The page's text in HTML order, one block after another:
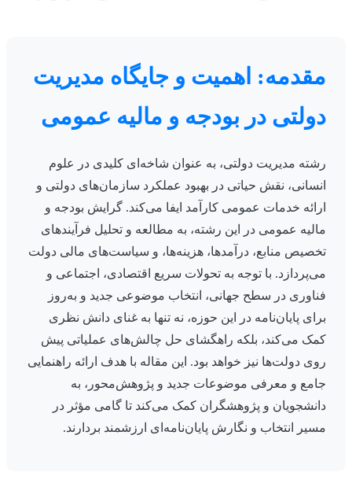
مقدمه: اهمیت و جایگاه مدیریت
دولتی در بودجه و مالیه عمومی
رشته مدیریت دولتی، به عنوان شاخه‌ای کلیدی در علوم
انسانی، نقش حیاتی در بهبود عملکرد سازمان‌های دولتی و
ارائه خدمات عمومی کارآمد ایفا می‌کند. گرایش بودجه و
مالیه عمومی در این رشته، به مطالعه و تحلیل فرآیندهای
تخصیص منابع، درآمدها، هزینه‌ها، و سیاست‌های مالی دولت
می‌پردازد. با توجه به تحولات سریع اقتصادی، اجتماعی و
فناوری در سطح جهانی، انتخاب موضوعی جدید و به‌روز
برای پایان‌نامه در این حوزه، نه تنها به غنای دانش نظری
کمک می‌کند، بلکه راهگشای حل چالش‌های عملیاتی پیش
روی دولت‌ها نیز خواهد بود. این مقاله با هدف ارائه راهنمایی
جامع و معرفی موضوعات جدید و پژوهش‌محور، به
دانشجویان و پژوهشگران کمک می‌کند تا گامی مؤثر در
مسیر انتخاب و نگارش پایان‌نامه‌ای ارزشمند بردارند.